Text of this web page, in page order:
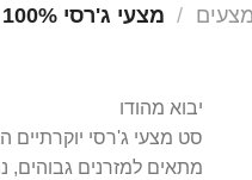
מצעים /
יבוא מהודו
מתאים למזרנים גבוהים,